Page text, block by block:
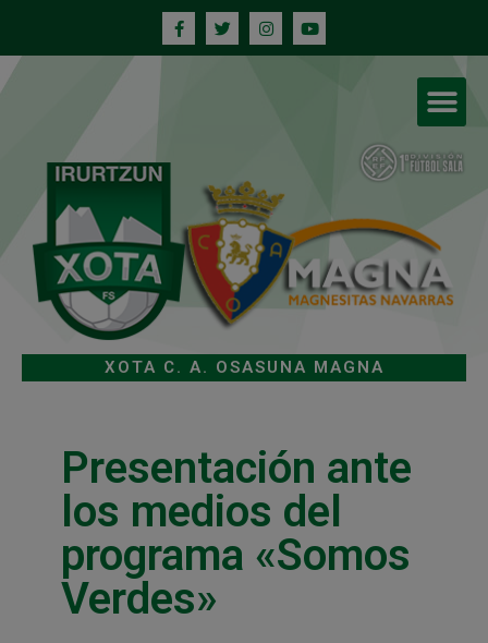
XOTA C. A. OSASUNA MAGNA
Presentación ante
los medios del
programa «Somos
Verdes»